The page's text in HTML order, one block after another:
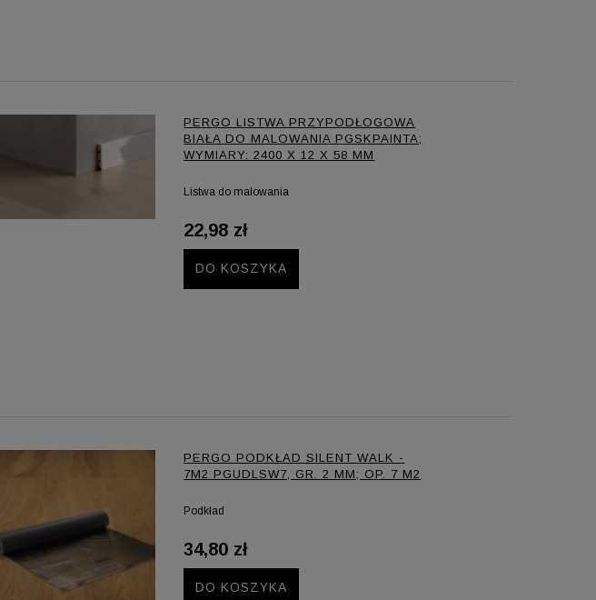
PERGO LISTWA PRZYPODŁOGOWA
BIAŁA DO MALOWANIA PGSKPAINTA;
WYMIARY: 2400 X 12 X 58 MM
Listwa do malowania
22,98 zł
DO KOSZYKA
PERGO PODKŁAD SILENT WALK -
7M2 PGUDLSW7, GR. 2 MM; OP. 7 M2
Podkład
34,80 zł
DO KOSZYKA